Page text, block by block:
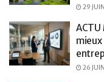
29
ACTU
mieux
26